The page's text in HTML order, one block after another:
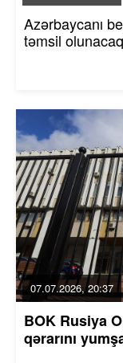
Azərbaycanı
təmsil
07.07.2026, 20:37
BOK Rusiya
qərarını